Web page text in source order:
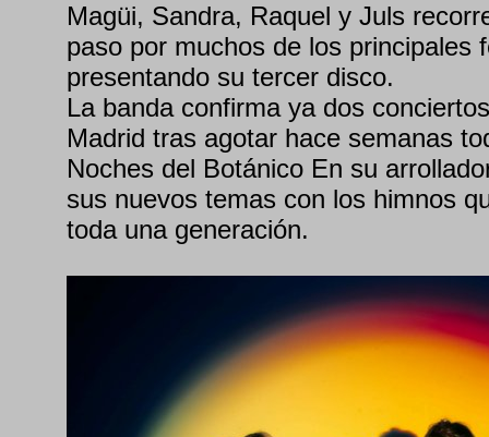
Magüi, Sandra, Raquel y Juls
paso por muchos de los principales
presentando su tercer disco.
La banda confirma ya dos
Madrid tras agotar hace semanas
Noches del Botánico En su
sus nuevos temas con los himnos
toda una generación.